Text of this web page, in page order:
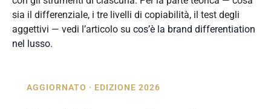
sia il differenziale, i tre livelli di copiabilità, il test degli
aggettivi — vedi l’articolo su cos’è la brand differentiation
nel lusso.
AGGIORNATO · EDIZIONE 2026